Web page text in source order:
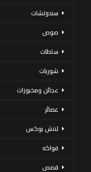
سندوتشات
صوص
سلطات
شوربات
عجائن ومخبوزات
عصائر
لانش بوكس
فواكه
قصص